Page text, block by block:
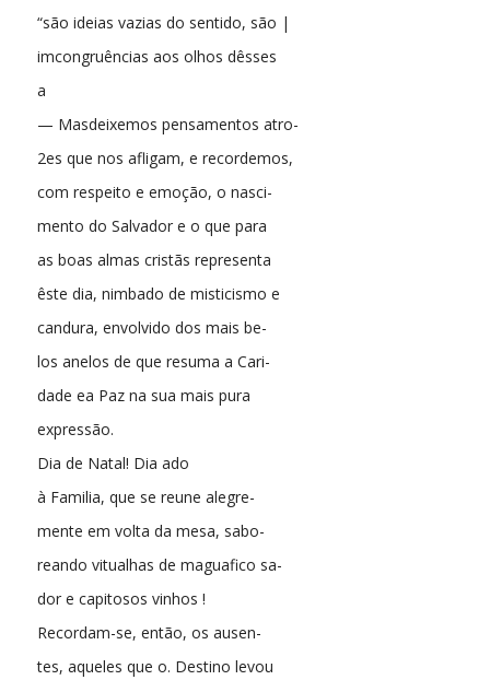
“são ideias vazias do sentido, são |
imcongruências aos olhos dêsses
a
— Masdeixemos pensamentos atro-
2es que nos afligam, e recordemos,
com respeito e emoção, o nasci-
mento do Salvador e o que para
as boas almas cristãs representa
êste dia, nimbado de misticismo e
candura, envolvido dos mais be-
los anelos de que resuma a Cari-
dade ea Paz na sua mais pura
expressão.
Dia de Natal! Dia ado
à Familia, que se reune alegre-
mente em volta da mesa, sabo-
reando vitualhas de maguafico sa-
dor e capitosos vinhos !
Recordam-se, então, os ausen-
tes, aqueles que o. Destino levou